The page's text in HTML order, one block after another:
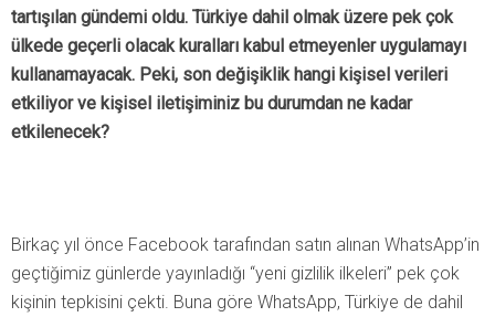
tartışılan gündemi oldu. Türkiye dahil olmak üzere pek çok
ülkede geçerli olacak kuralları kabul etmeyenler uygulamayı
kullanamayacak. Peki, son değişiklik hangi kişisel verileri
etkiliyor ve kişisel iletişiminiz bu durumdan ne kadar
etkilenecek?
Birkaç yıl önce Facebook tarafından satın alınan WhatsApp’in
geçtiğimiz günlerde yayınladığı “yeni gizlilik ilkeleri” pek çok
kişinin tepkisini çekti. Buna göre WhatsApp, Türkiye de dahil